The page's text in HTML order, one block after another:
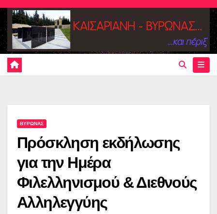
Skip
content
ΒΥΡΩΝΑΣ
Πρόσκληση εκδήλωσης
για την Ημέρα
Φιλελληνισμού & Διεθνούς
Αλληλεγγύης